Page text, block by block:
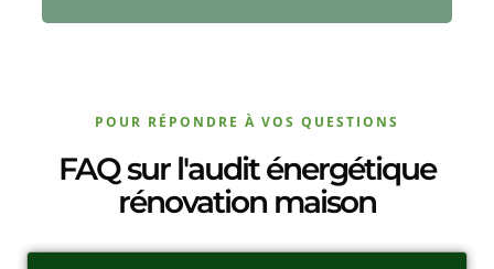
POUR RÉPONDRE À VOS QUESTIONS
FAQ sur l'audit énergétique
rénovation maison